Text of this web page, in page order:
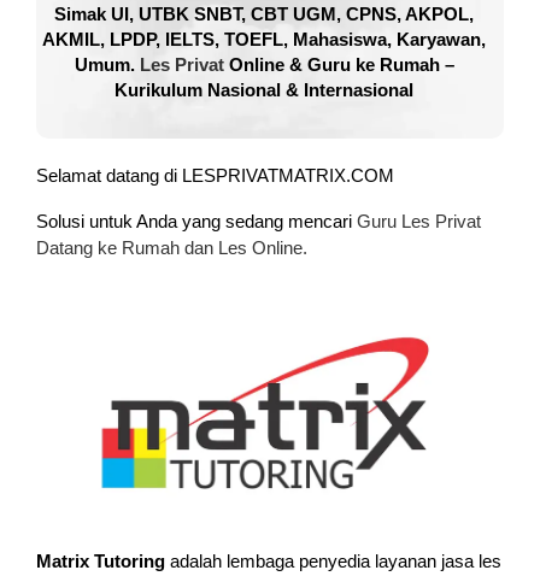
Simak UI, UTBK SNBT, CBT UGM, CPNS, AKPOL,
AKMIL, LPDP, IELTS, TOEFL, Mahasiswa, Karyawan,
Umum. Les PrivatOnline & Guru ke Rumah –
Kurikulum Nasional & Internasional
Selamat datang di LESPRIVATMATRIX.COM
Solusi untuk Anda yang sedang mencari Guru Les Privat
Datang ke Rumah dan Les Online.
Matrix Tutoring adalah lembaga penyedia layanan jasa les